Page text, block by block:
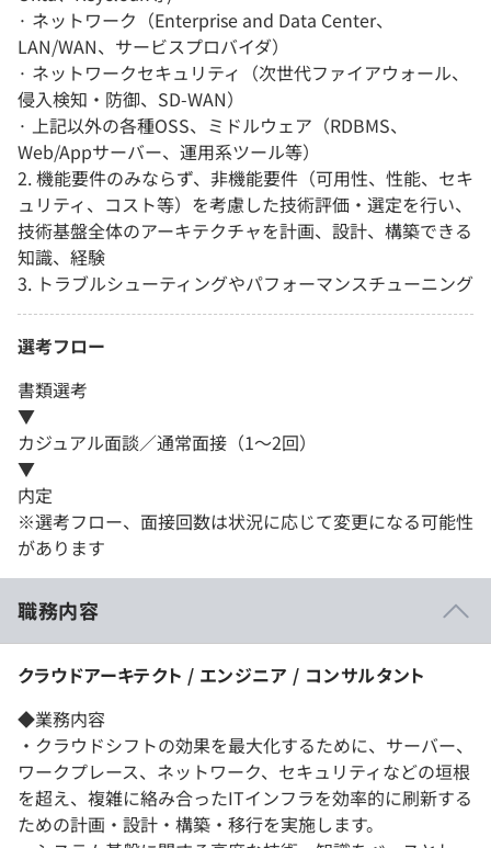
· ネットワーク（Enterprise and Data Center、
LAN/WAN、サービスプロバイダ）
· ネットワークセキュリティ（次世代ファイアウォール、
侵入検知・防御、SD-WAN）
· 上記以外の各種OSS、ミドルウェア（RDBMS、
Web/Appサーバー、運用系ツール等）
2. 機能要件のみならず、非機能要件（可用性、性能、セキ
ュリティ、コスト等）を考慮した技術評価・選定を行い、
技術基盤全体のアーキテクチャを計画、設計、構築できる
知識、経験
3. トラブルシューティングやパフォーマンスチューニング
選考フロー
書類選考
▼
カジュアル面談／通常面接（1～2回）
▼
内定
※選考フロー、面接回数は状況に応じて変更になる可能性
があります
職務内容
クラウドアーキテクト / エンジニア / コンサルタント
◆業務内容
・クラウドシフトの効果を最大化するために、サーバー、
ワークプレース、ネットワーク、セキュリティなどの垣根
を超え、複雑に絡み合ったITインフラを効率的に刷新する
ための計画・設計・構築・移行を実施します。